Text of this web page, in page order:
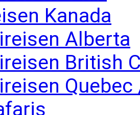
Kanada
Alberta
British